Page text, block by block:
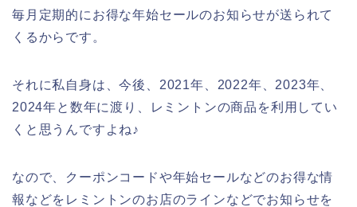
毎月定期的にお得な年始セールのお知らせが送られて
くるからです。
それに私自身は、今後、2021年、2022年、2023年、
2024年と数年に渡り、レミントンの商品を利用してい
くと思うんですよね♪
なので、クーポンコードや年始セールなどのお得な情
報などをレミントンのお店のラインなどでお知らせを